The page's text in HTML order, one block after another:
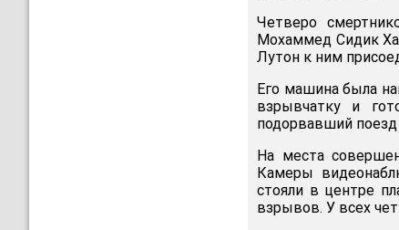
Четверо
Мохаммед Сидик
Лутон к ним
Его машина была
взрывчатку и
подорвавший поезд
На места
Камеры
стояли в центре
взрывов. У всех